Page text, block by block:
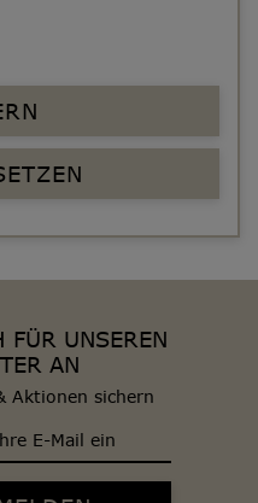
UNSEREN
AN
Aktionen sichern